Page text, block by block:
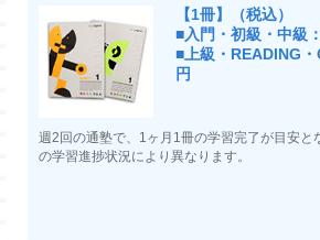
【1冊】（税込）
■入門・初級・中級
■上級・READING
円
週2回の通塾で、1ヶ月1冊の学習完了が目安と
の学習進捗状況により異なります。